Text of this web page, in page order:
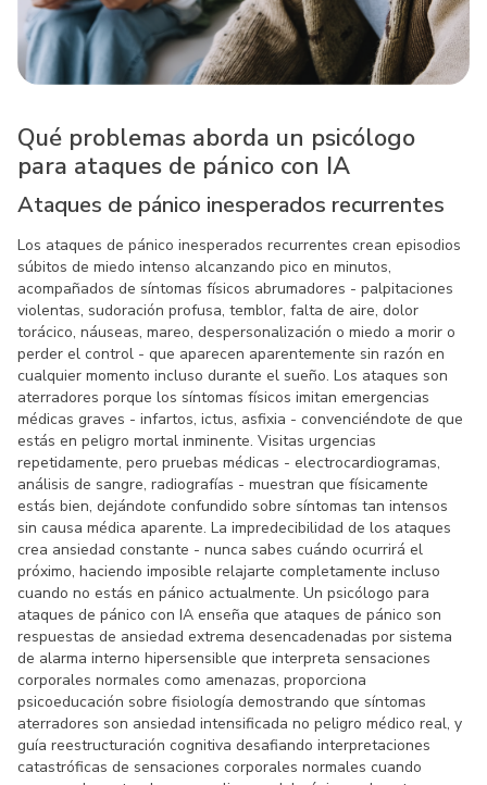
Qué problemas aborda un psicólogo
para ataques de pánico con IA
Ataques de pánico inesperados recurrentes
Los ataques de pánico inesperados recurrentes crean episodios
súbitos de miedo intenso alcanzando pico en minutos,
acompañados de síntomas físicos abrumadores - palpitaciones
violentas, sudoración profusa, temblor, falta de aire, dolor
torácico, náuseas, mareo, despersonalización o miedo a morir o
perder el control - que aparecen aparentemente sin razón en
cualquier momento incluso durante el sueño. Los ataques son
aterradores porque los síntomas físicos imitan emergencias
médicas graves - infartos, ictus, asfixia - convenciéndote de que
estás en peligro mortal inminente. Visitas urgencias
repetidamente, pero pruebas médicas - electrocardiogramas,
análisis de sangre, radiografías - muestran que físicamente
estás bien, dejándote confundido sobre síntomas tan intensos
sin causa médica aparente. La impredecibilidad de los ataques
crea ansiedad constante - nunca sabes cuándo ocurrirá el
próximo, haciendo imposible relajarte completamente incluso
cuando no estás en pánico actualmente. Un psicólogo para
ataques de pánico con IA enseña que ataques de pánico son
respuestas de ansiedad extrema desencadenadas por sistema
de alarma interno hipersensible que interpreta sensaciones
corporales normales como amenazas, proporciona
psicoeducación sobre fisiología demostrando que síntomas
aterradores son ansiedad intensificada no peligro médico real, y
guía reestructuración cognitiva desafiando interpretaciones
catastróficas de sensaciones corporales normales cuando